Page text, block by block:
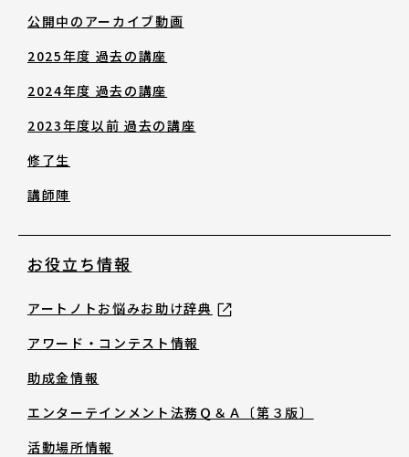
お役立ち情報
アワード・コンテスト情報
助成金情報
エンターテインメント法務Ｑ＆Ａ〔第３
版〕
公開中のアーカイブ動画
2025年度 過去の講座
2024年度 過去の講座
2023年度以前 過去の講座
修了生
講師陣
お役立ち情報
アートノトお悩みお助け辞典
アワード・コンテスト情報
助成金情報
エンターテインメント法務Ｑ＆Ａ〔第３版〕
活動場所情報